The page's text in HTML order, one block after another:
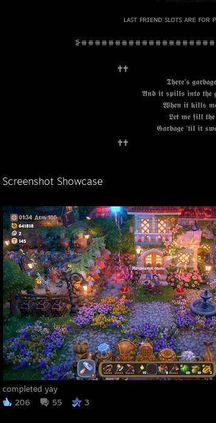
⠀⠀⠀⠀⠀⠀⠀⠀⠀⠀⠀⠀⠀⠀⠀⠀⠀⠀⠀ʟᴀꜱᴛ ꜰʀɪᴇɴᴅ ꜱʟᴏᴛꜱ ᴀʀᴇ ꜰᴏʀ
⠀⠀⠀⠀⠀⠀⠀⠀⠀⠀⠀⠀⠀⠀⠀⠀⠀⠀⠀⠀⠀⠀⠀⠀⠀⠀𝕿𝖍𝖊𝖗𝖊'𝖘 𝖌𝖆𝖗𝖇𝖆𝖌𝖊
⠀⠀⠀⠀⠀⠀⠀⠀⠀⠀⠀⠀⠀⠀⠀⠀⠀⠀⠀⠀⠀⠀𝕬𝖓𝖉 𝖎𝖙 𝖘𝖕𝖎𝖑𝖑𝖘 𝖎𝖓𝖙𝖔 𝖙𝖍𝖊
⠀⠀⠀⠀⠀⠀⠀⠀⠀⠀⠀⠀⠀⠀⠀⠀⠀⠀⠀⠀⠀⠀⠀⠀ ⠀𝖂𝖍𝖊𝖓 𝖎𝖙 𝖐𝖎𝖑𝖑𝖘 𝖒𝖊,
⠀⠀⠀⠀⠀⠀⠀⠀⠀⠀⠀⠀⠀⠀⠀⠀⠀⠀⠀⠀⠀⠀⠀⠀ ⠀⠀𝕷𝖊𝖙 𝖒𝖊 𝖋𝖎𝖑𝖑 𝖙𝖍𝖊
⠀⠀⠀⠀⠀⠀⠀⠀⠀⠀⠀⠀⠀⠀⠀⠀⠀⠀⠀⠀⠀⠀⠀⠀ 𝕲𝖆𝖗𝖇𝖆𝖌𝖊 '𝖙𝖎𝖑 𝖎𝖙
Screenshot Showcase
completed yay
206
55 3